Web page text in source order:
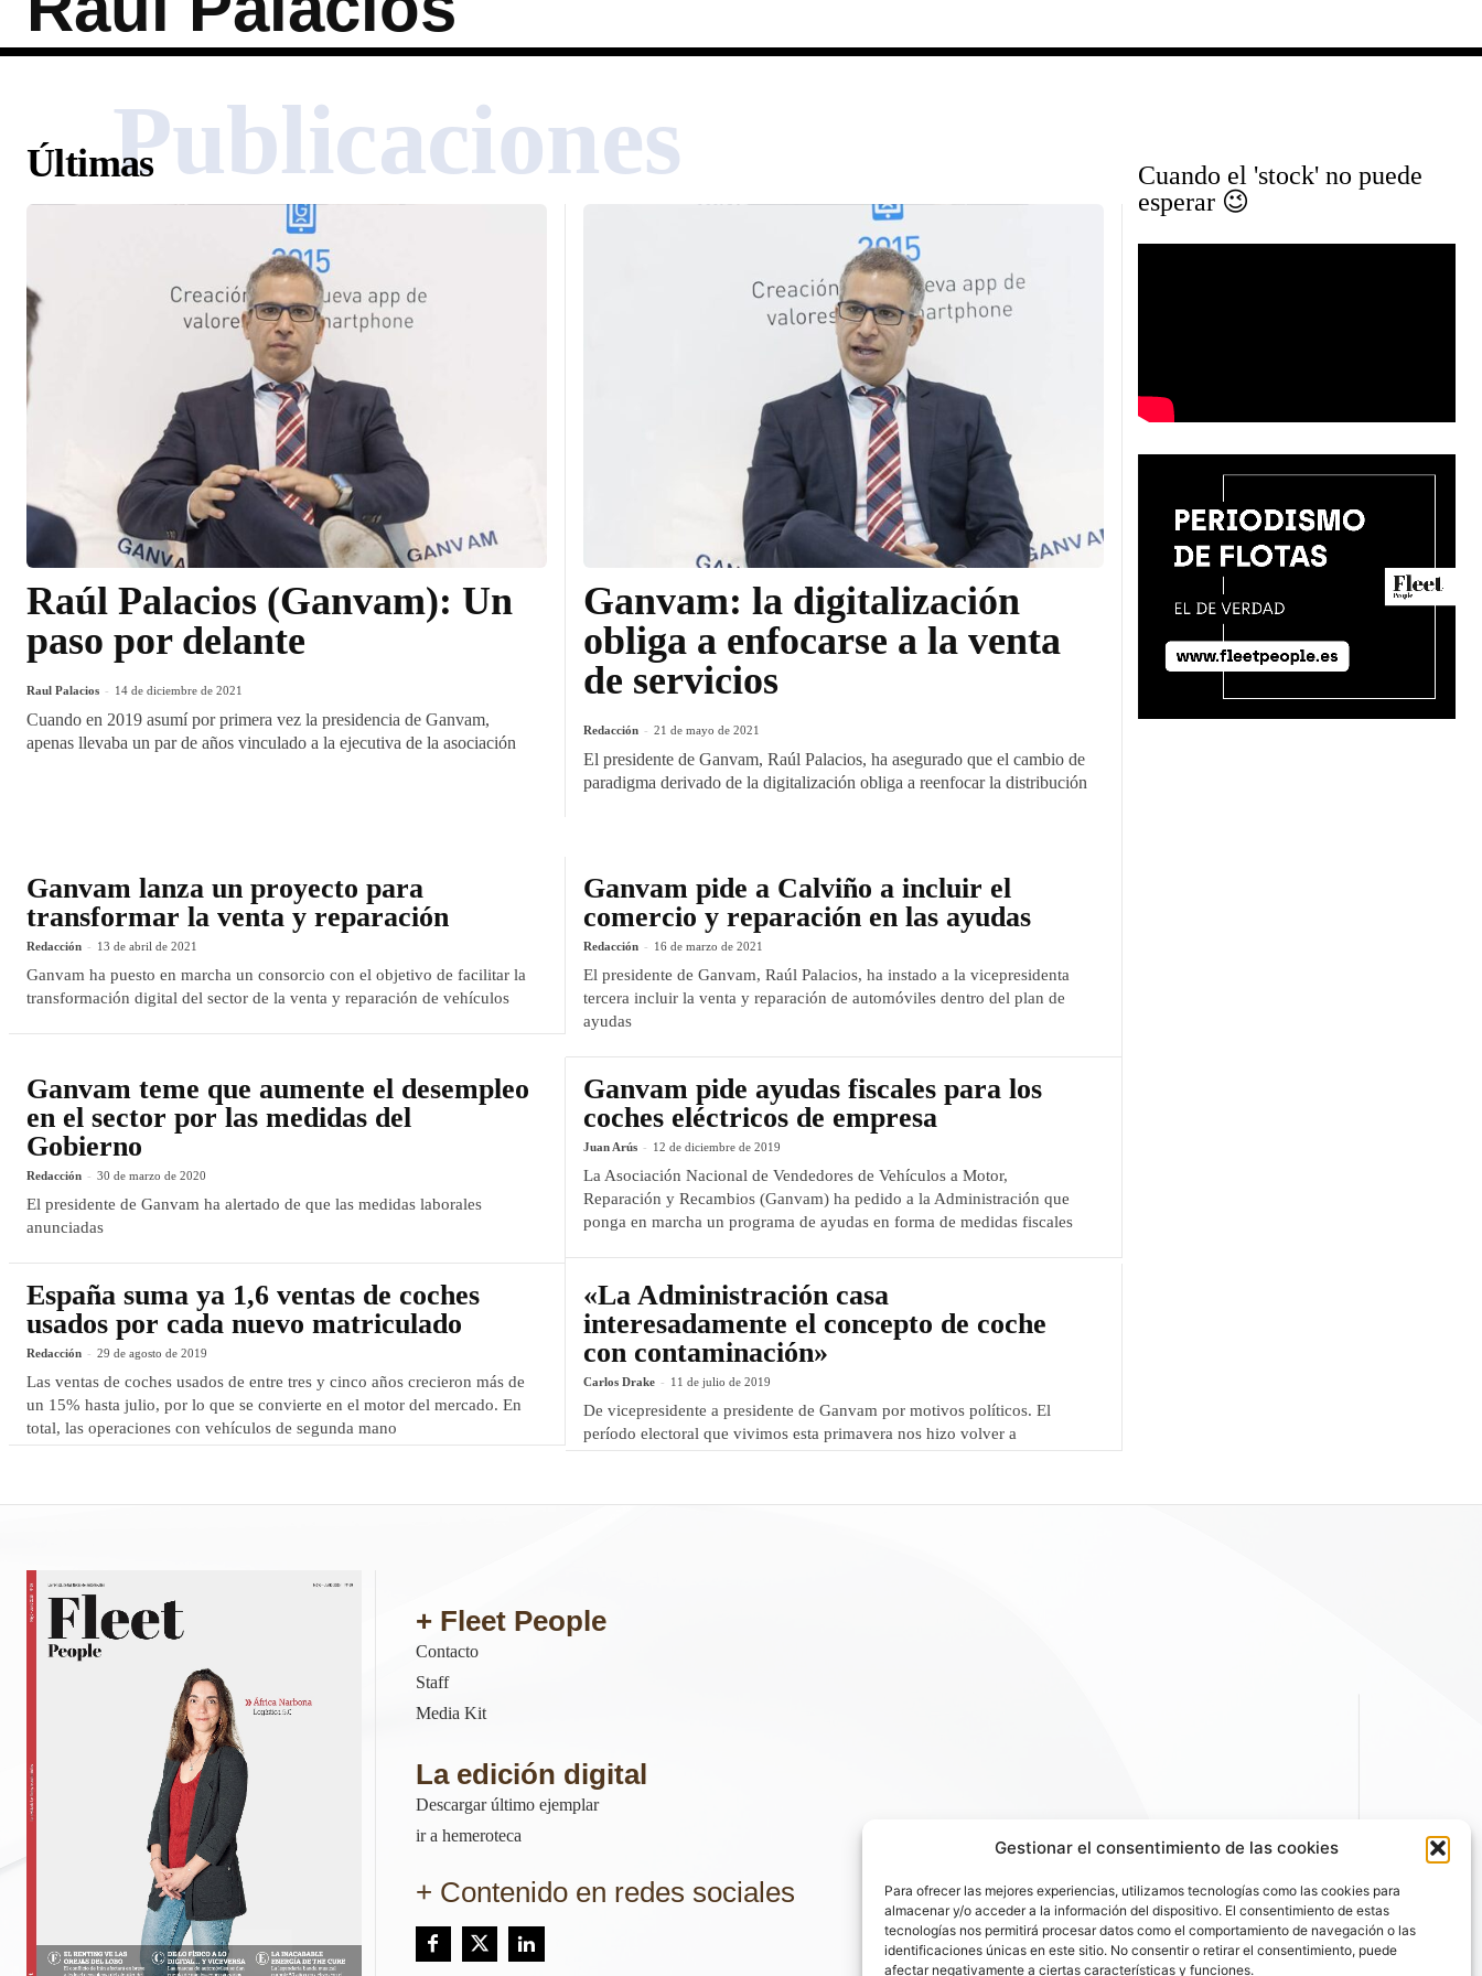
Gestionar el consentimiento de las cookies
Para ofrecer las mejores experiencias, utilizamos tecnologías como las cookies para
almacenar y/o acceder a la información del dispositivo. El consentimiento de estas
tecnologías nos permitirá procesar datos como el comportamiento de navegación o las
identificaciones únicas en este sitio. No consentir o retirar el consentimiento, puede
afectar negativamente a ciertas características y funciones.
ÚltimasPublicaciones
Raúl Palacios (Ganvam): Un
paso por delante
Raul Palacios - 14 de diciembre de 2021
Cuando en 2019 asumí por primera vez la presidencia de Ganvam,
apenas llevaba un par de años vinculado a la ejecutiva de la asociación
Ganvam: la digitalización
obliga a enfocarse a la venta
de servicios
Redacción - 21 de mayo de 2021
El presidente de Ganvam, Raúl Palacios, ha asegurado que el cambio de
paradigma derivado de la digitalización obliga a reenfocar la distribución
Ganvam lanza un proyecto para
transformar la venta y reparación
Redacción - 13 de abril de 2021
Ganvam ha puesto en marcha un consorcio con el objetivo de facilitar la
transformación digital del sector de la venta y reparación de vehículos
Ganvam pide a Calviño a incluir el
comercio y reparación en las ayudas
Redacción - 16 de marzo de 2021
El presidente de Ganvam, Raúl Palacios, ha instado a la vicepresidenta
tercera incluir la venta y reparación de automóviles dentro del plan de
ayudas
Ganvam teme que aumente el desempleo
en el sector por las medidas del
Gobierno
Redacción - 30 de marzo de 2020
El presidente de Ganvam ha alertado de que las medidas laborales
anunciadas
Ganvam pide ayudas fiscales para los
coches eléctricos de empresa
Juan Arús - 12 de diciembre de 2019
La Asociación Nacional de Vendedores de Vehículos a Motor,
Reparación y Recambios (Ganvam) ha pedido a la Administración que
ponga en marcha un programa de ayudas en forma de medidas fiscales
España suma ya 1,6 ventas de coches
usados por cada nuevo matriculado
Redacción - 29 de agosto de 2019
Las ventas de coches usados de entre tres y cinco años crecieron más de
un 15% hasta julio, por lo que se convierte en el motor del mercado. En
total, las operaciones con vehículos de segunda mano
«La Administración casa
interesadamente el concepto de coche
con contaminación»
Carlos Drake - 11 de julio de 2019
De vicepresidente a presidente de Ganvam por motivos políticos. El
período electoral que vivimos esta primavera nos hizo volver a
Cuando el 'stock' no puede
esperar 😉
+ Fleet People
Contacto
Staff
Media Kit
La edición digital
Descargar último ejemplar
ir a hemeroteca
+ Contenido en redes sociales